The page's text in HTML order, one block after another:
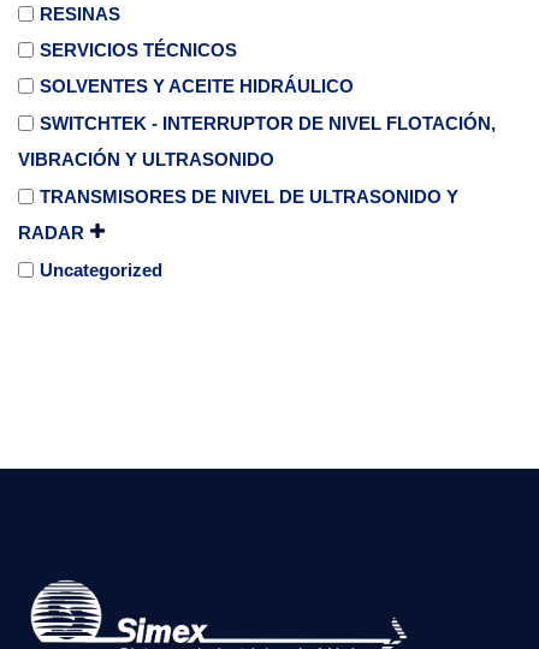
RESINAS
SERVICIOS TÉCNICOS
SOLVENTES Y ACEITE HIDRÁULICO
SWITCHTEK - INTERRUPTOR DE NIVEL FLOTACIÓN,
VIBRACIÓN Y ULTRASONIDO
TRANSMISORES DE NIVEL DE ULTRASONIDO Y
RADAR
Uncategorized